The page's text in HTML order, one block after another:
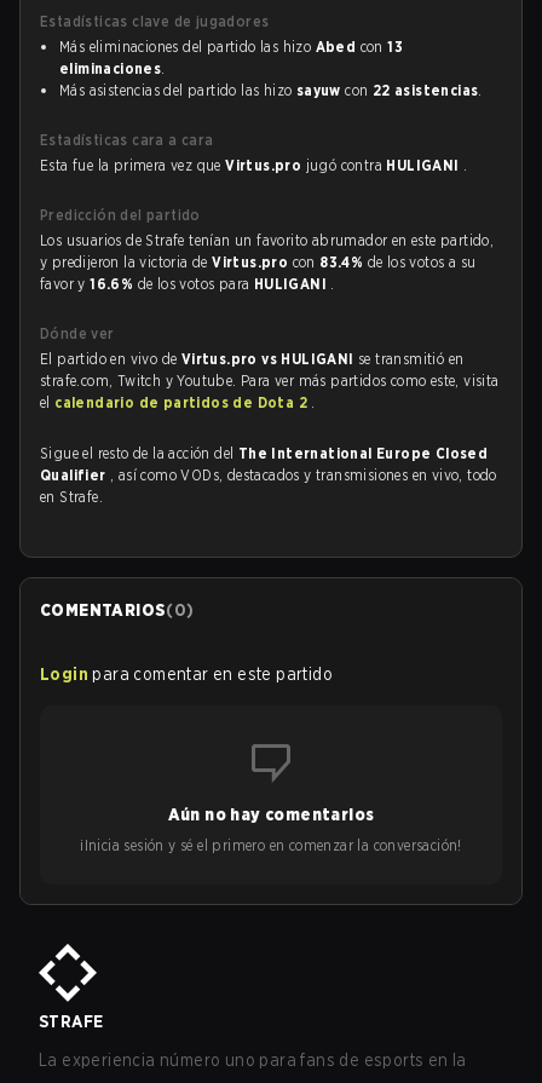
Estadísticas clave de jugadores
Más eliminaciones del partido las hizo Abed con13
eliminaciones.
Más asistencias del partido las hizo sayuw con 22 asistencias.
Estadísticas cara a cara
Esta fue la primera vez queVirtus.pro jugó contra HULIGANI .
Predicción del partido
Los usuarios de Strafe tenían un favorito abrumador en este partido,
y predijeron la victoria deVirtus.pro con 83.4% de los votos a su
favor y16.6% de los votos para HULIGANI .
Dónde ver
El partido en vivo de Virtus.pro vs HULIGANI se transmitió en
strafe.com, Twitch y Youtube. Para ver más partidos como este, visita
el calendario de partidos de Dota 2 .
Sigue el resto de la acción del The International Europe Closed
Qualifier , así como VODs, destacados y transmisiones en vivo, todo
en Strafe.
COMENTARIOS(0)
Login para comentar en este partido
Aún no hay comentarios
¡Inicia sesión y sé el primero en comenzar la conversación!
STRAFE
La experiencia número uno para fans de esports en la